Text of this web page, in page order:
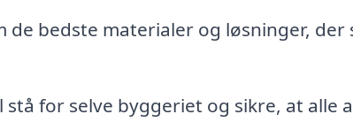
de bedste materialer og løsninger, der
for selve byggeriet og sikre, at alle